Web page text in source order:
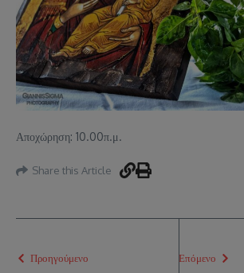
Αποχώρηση: 10.00π.μ.
Share this Article
Προηγούμενο Επόμενο